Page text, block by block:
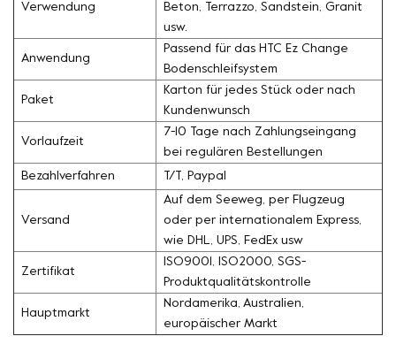
Verwendung
Beton, Terrazzo, Sandstein, Granit
usw.
Anwendung
Passend für das HTC Ez Change
Bodenschleifsystem
Paket
Karton für jedes Stück oder nach
Kundenwunsch
Vorlaufzeit
7-10 Tage nach Zahlungseingang
bei regulären Bestellungen
Bezahlverfahren T/T, Paypal
Versand
Auf dem Seeweg, per Flugzeug
oder per internationalem Express,
wie DHL, UPS, FedEx usw
Zertifikat
ISO9001, ISO2000, SGS-
Produktqualitätskontrolle
Hauptmarkt
Nordamerika, Australien,
europäischer Markt